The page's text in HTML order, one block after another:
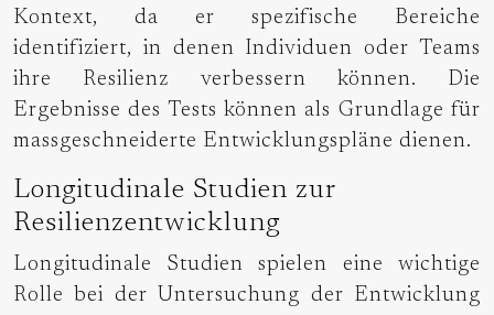
Kontext, da er spezifische Bereiche
identifiziert, in denen Individuen oder Teams
ihre Resilienz verbessern können. Die
Ergebnisse des Tests können als Grundlage für
massgeschneiderte Entwicklungspläne dienen.
Longitudinale Studien zur
Resilienzentwicklung
Longitudinale Studien spielen eine wichtige
Rolle bei der Untersuchung der Entwicklung